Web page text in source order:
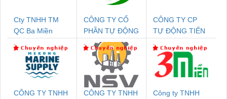
Cty TNHH TM
QC Ba Miền
CÔNG TY CỔ
PHẦN TỰ ĐỘNG
TIẾN HƯNG
CÔNG TY CP
TỰ ĐỘNG TIẾN
CÔNG TY TNHH
CÔNG TY TNHH
Công ty TNHH